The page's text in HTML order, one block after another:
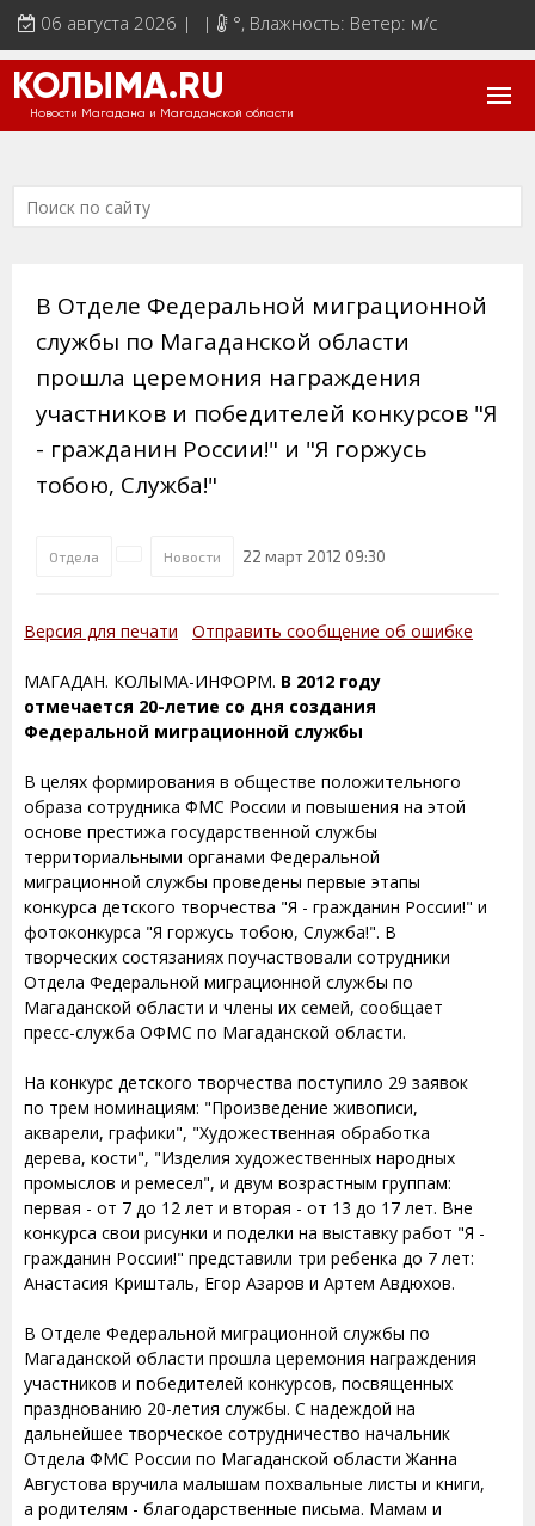
06 августа 2026 | | °, Влажность: Ветер: м/с
КОЛЫМА.RU
Новости Магадана и Магаданской области
В Отделе Федеральной миграционной
службы по Магаданской области
прошла церемония награждения
участников и победителей конкурсов "Я
- гражданин России!" и "Я горжусь
тобою, Служба!"
Отдела Новости 22 март 2012 09:30
Версия для печати Отправить сообщение об ошибке
МАГАДАН. КОЛЫМА-ИНФОРМ. В 2012 году
отмечается 20-летие со дня создания
Федеральной миграционной службы
В целях формирования в обществе положительного
образа сотрудника ФМС России и повышения на этой
основе престижа государственной службы
территориальными органами Федеральной
миграционной службы проведены первые этапы
конкурса детского творчества "Я - гражданин России!" и
фотоконкурса "Я горжусь тобою, Служба!". В
творческих состязаниях поучаствовали сотрудники
Отдела Федеральной миграционной службы по
Магаданской области и члены их семей, сообщает
пресс-служба ОФМС по Магаданской области.
На конкурс детского творчества поступило 29 заявок
по трем номинациям: "Произведение живописи,
акварели, графики", "Художественная обработка
дерева, кости", "Изделия художественных народных
промыслов и ремесел", и двум возрастным группам:
первая - от 7 до 12 лет и вторая - от 13 до 17 лет. Вне
конкурса свои рисунки и поделки на выставку работ "Я -
гражданин России!" представили три ребенка до 7 лет:
Анастасия Кришталь, Егор Азаров и Артем Авдюхов.
В Отделе Федеральной миграционной службы по
Магаданской области прошла церемония награждения
участников и победителей конкурсов, посвященных
празднованию 20-летия службы. С надеждой на
дальнейшее творческое сотрудничество начальник
Отдела ФМС России по Магаданской области Жанна
Августова вручила малышам похвальные листы и книги,
а родителям - благодарственные письма. Мамам и